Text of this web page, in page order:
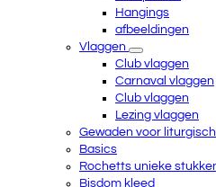
Hangings
afbeeldingen
Vlaggen
Club vlaggen
Carnaval vlaggen
Club vlaggen
Lezing vlaggen
Gewaden voor
Basics
Rochetts unieke
Bisdom kleed